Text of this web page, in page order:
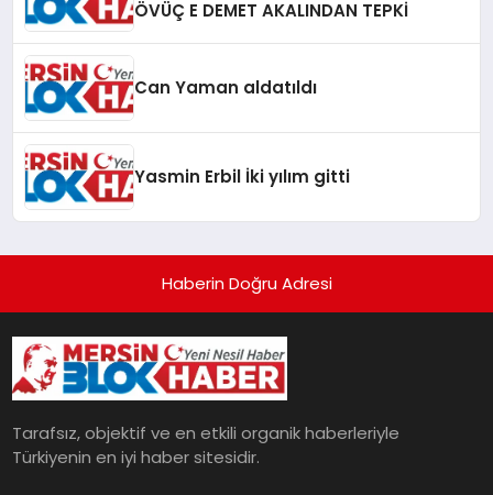
ÖVÜÇ E DEMET AKALINDAN TEPKİ
Can Yaman aldatıldı
Yasmin Erbil İki yılım gitti
Haberin Doğru Adresi
Tarafsız, objektif ve en etkili organik haberleriyle
Türkiyenin en iyi haber sitesidir.